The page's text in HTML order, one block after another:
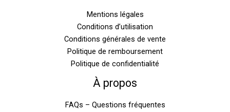
Mentions légales
Conditions d’utilisation
Conditions générales de vente
Politique de remboursement
Politique de confidentialité
À propos
FAQs – Questions fréquentes